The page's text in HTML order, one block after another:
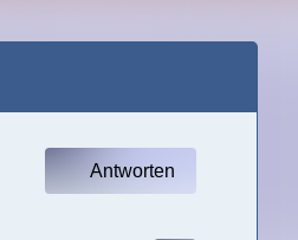
Antworten